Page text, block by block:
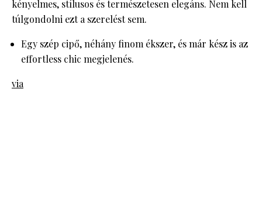
kényelmes, stílusos és természetesen elegáns. Nem kell
túlgondolni ezt a szerelést sem.
Egy szép cipő, néhány finom ékszer, és már kész is az
effortless chic megjelenés.
via